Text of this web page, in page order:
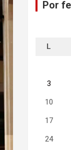
Por
L
3
10
17
24